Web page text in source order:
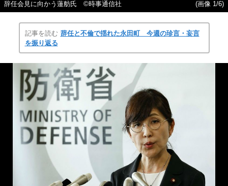
辞任会見に向かう蓮舫氏 ©時事通信社 (画像 1/6)
記事を読む 辞任と不倫で揺れた永田町 今週の珍言・妄言
を振り返る